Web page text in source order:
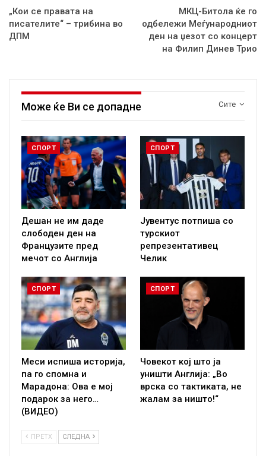
„Кои се правата на
писателите“ – трибина во
ДПМ
МКЦ-Битола ќе го
одбележи Меѓународниот
ден на џезот со концерт
на Филип Динев Трио
Сите
Може ќе Ви се допадне
СПОРТ
Дешан не им даде
слободен ден на
Французите пред
мечот со Англија
СПОРТ
Јувентус потпиша со
турскиот
репрезентативец
Челик
СПОРТ
Меси испиша историја,
па го спомна и
Марадона: Ова е мој
подарок за него…
(ВИДЕО)
СПОРТ
Човекот кој што ја
уништи Англија: „Во
врска со тактиката, не
жалам за ништо!“
ПРЕТХ СЛЕДНА